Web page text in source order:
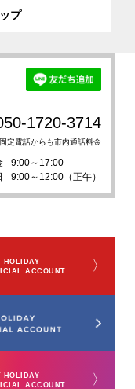
プ
1720-3714
定電話からも市内通話料金
9:00～17:00
9:00～12:00（正午）
HOLIDAY
ACCOUNT
〉
HOLIDAY
ACCOUNT
〉